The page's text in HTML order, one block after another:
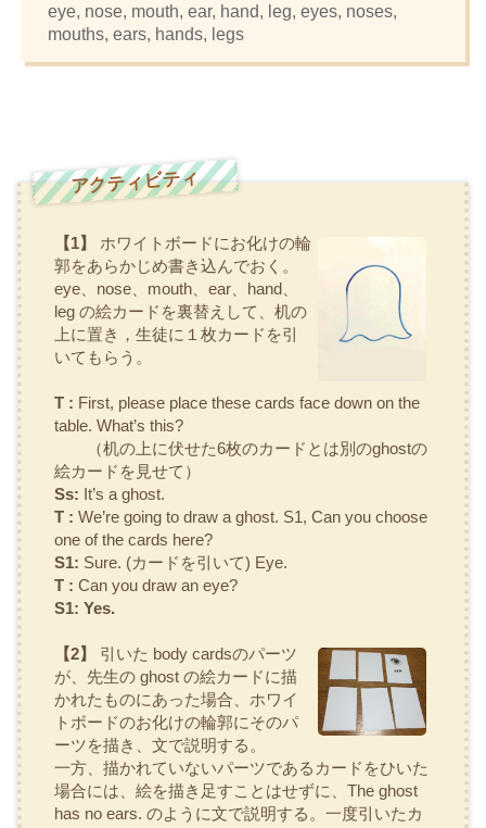
eye, nose, mouth, ear, hand, leg, eyes, noses,
mouths, ears, hands, legs
アクティビティ
【1】
ホワイトボードにお化けの輪
郭をあらかじめ書き込んでおく。
eye、nose、mouth、ear、hand、
leg の絵カードを裏替えして、机の
上に置き，生徒に１枚カードを引
いてもらう。
T : First, please place these cards face down on the
table. What’s this?
（机の上に伏せた6枚のカードとは別のghostの
絵カードを見せて）
Ss: It’s a ghost.
T : We’re going to draw a ghost. S1, Can you choose
one of the cards here?
S1: Sure. (カードを引いて) Eye.
T : Can you draw an eye?
S1: Yes.
【2】 引いた body cardsのパーツ
が、先生の ghostの絵カードに描
かれたものにあった場合、ホワイ
トボードのお化けの輪郭にそのパ
ーツを描き、文で説明する。
一方、描かれていないパーツであるカードをひいた
場合には、絵を描き足すことはせずに、 The ghost
has no ears. のように文で説明する。一度引いたカ